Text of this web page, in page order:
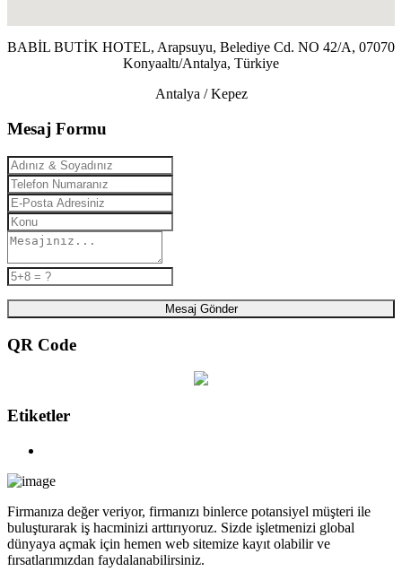
BABİL BUTİK HOTEL, Arapsuyu, Belediye Cd. NO 42/A, 07070
Konyaaltı/Antalya, Türkiye
Antalya / Kepez
Mesaj Formu
Mesaj Gönder
QR Code
Etiketler
Firmanıza değer veriyor, firmanızı binlerce potansiyel müşteri ile
buluşturarak iş hacminizi arttırıyoruz. Sizde işletmenizi global
dünyaya açmak için hemen web sitemize kayıt olabilir ve
fırsatlarımızdan faydalanabilirsiniz.